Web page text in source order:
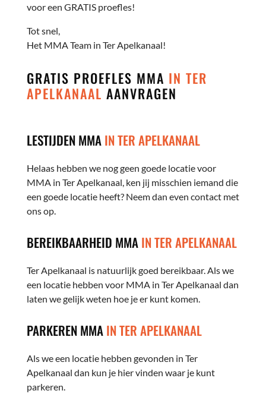
voor een GRATIS proefles!
Tot snel,
Het MMA Team in Ter Apelkanaal!
GRATIS PROEFLES MMA IN TER
APELKANAAL AANVRAGEN
LESTIJDEN MMAIN TER APELKANAAL
Helaas hebben we nog geen goede locatie voor
MMA in Ter Apelkanaal, ken jij misschien iemand die
een goede locatie heeft? Neem dan even contact met
ons op.
BEREIKBAARHEID MMAIN TER APELKANAAL
Ter Apelkanaal is natuurlijk goed bereikbaar. Als we
een locatie hebben voor MMA in Ter Apelkanaal dan
laten we gelijk weten hoe je er kunt komen.
PARKEREN MMAIN TER APELKANAAL
Als we een locatie hebben gevonden in Ter
Apelkanaal dan kun je hier vinden waar je kunt
parkeren.